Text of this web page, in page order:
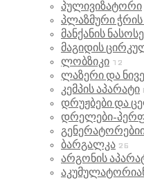
პულივიზატორი
პლაზმური ჭრის
მანქანის
მაგიდის
ლობზიკი 12
ლაზერი და
კემპის აპარატი
დრუჟბები და
დრელები-
ბარგალკა 26
არგონის